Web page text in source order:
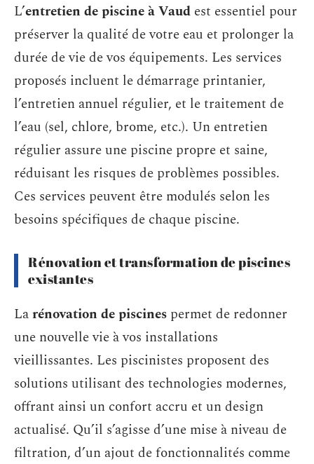
L’entretien de piscine à Vaud est essentiel pour
préserver la qualité de votre eau et prolonger la
durée de vie de vos équipements. Les services
proposés incluent le démarrage printanier,
l’entretien annuel régulier, et le traitement de
l’eau (sel, chlore, brome, etc.). Un entretien
régulier assure une piscine propre et saine,
réduisant les risques de problèmes possibles.
Ces services peuvent être modulés selon les
besoins spécifiques de chaque piscine.
Rénovation et transformation de piscines
existantes
Larénovation de piscines permet de redonner
une nouvelle vie à vos installations
vieillissantes. Les piscinistes proposent des
solutions utilisant des technologies modernes,
offrant ainsi un confort accru et un design
actualisé. Qu’il s’agisse d’une mise à niveau de
filtration, d’un ajout de fonctionnalités comme